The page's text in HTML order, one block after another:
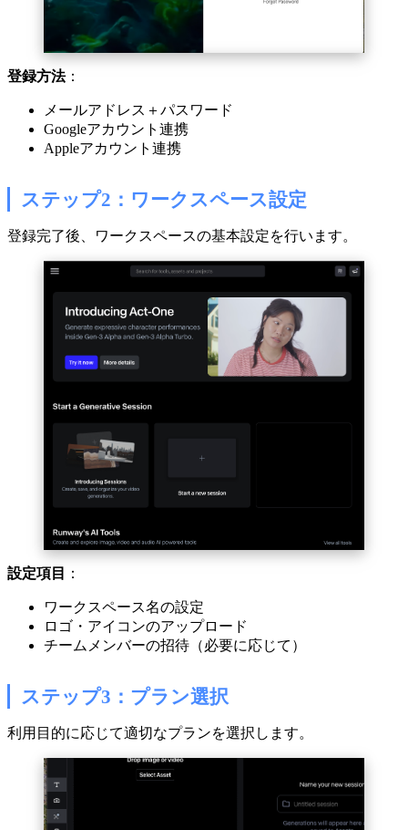
登録方法：
メールアドレス＋パスワード
Googleアカウント連携
Appleアカウント連携
ステップ2：ワークスペース設定
登録完了後、ワークスペースの基本設定を行います。
設定項目 ：
ワークスペース名の設定
ロゴ・アイコンのアップロード
チームメンバーの招待（必要に応じて）
ステップ3：プラン選択
利用目的に応じて適切なプランを選択します。